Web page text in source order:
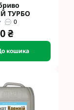
ТУРБО
0
₴
кошика